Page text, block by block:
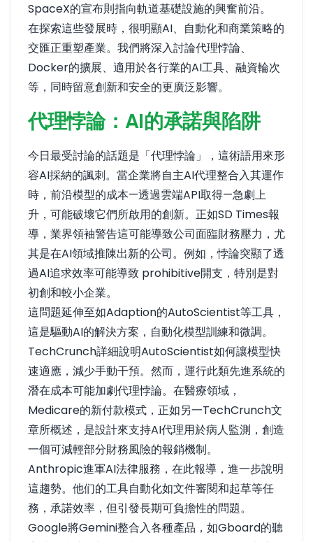
SpaceX的宣布則指向軌道基礎設施的興奮前沿。
在探索這些發展時，很明顯AI、自動化和商業策略的
交匯正重塑產業。我們將深入討論代理悖論、
Docker的擴展、適用於各行業的AI工具、融資輪次
等，同時留意創新和安全的更廣泛影響。
代理悖論：AI的承諾與陷阱
今日最受討論的話題是「代理悖論」，這術語用來形
容AI採納的諷刺。當企業將自主AI代理整合入其運作
時，前沿模型的成本—透過雲端API取得—急劇上
升，可能破壞它們所啟用的創新。正如SD Times報
導，業界領袖警告這可能導致公司面臨財務壓力，尤
其是在AI領域推陳出新的公司。例如，悖論突顯了透
過AI追求效率可能導致 prohibitive開支，特別是對
初創和較小企業。
這問題延伸至如Adaption的AutoScientist等工具，
這是驅動AI的解決方案，自動化模型訓練和微調。
TechCrunch詳細說明AutoScientist如何讓模型快
速適應，減少手動干預。然而，運行此類先進系統的
潛在成本可能加劇代理悖論。在醫療領域，
Medicare的新付款模式，正如另一TechCrunch文
章所概述，是設計來支持AI代理用於病人監測，創造
一個可減輕部分財務風險的報銷機制。
Anthropic進軍AI法律服務， 在此報導 ，進一步說明
這趨勢。他们的工具自動化如文件審閱和起草等任
務，承諾效率，但引發長期可負擔性的問題。
Google將Gemini整合入各種產品，如Gboard的聽